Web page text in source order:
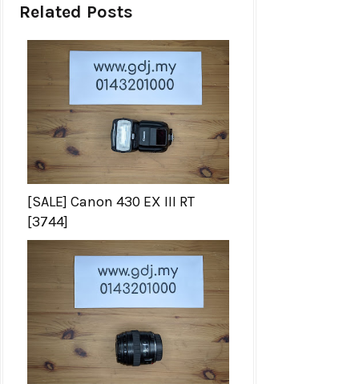
Related Posts
[SALE] Canon 430 EX III RT
[3744]